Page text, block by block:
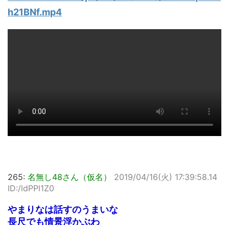
h21BNf.mp4
265: 名無し48さん（仮名）
2019/04/16(火) 17:39:58.14
ID:/ldPPl1Z0
やまりなは話すのうまいな
長尺でも情景浮かぶわ